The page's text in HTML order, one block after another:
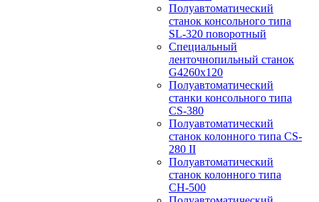
Полуавтоматический
станок консольного типа
SL-320 поворотный
Специальный
ленточнопильный станок
G4260x120
Полуавтоматический
станки консольного типа
CS-380
Полуавтоматический
станок колонного типа CS-
280 II
Полуавтоматический
станок колонного типа
CH-500